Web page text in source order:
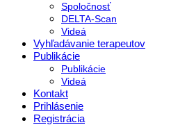
Spoločnosť
DELTA-Scan
Videá
Vyhľadávanie terapeutov
Publikácie
Publikácie
Videá
Kontakt
Prihlásenie
Registrácia